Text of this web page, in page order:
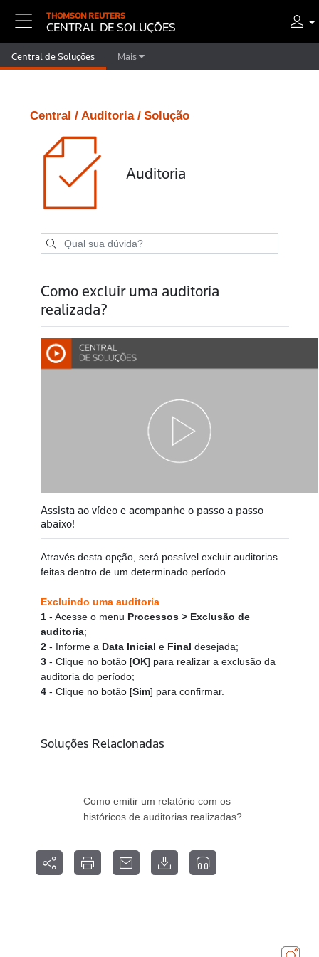
THOMSON REUTERS
CENTRAL DE SOLUÇÕES
Central de Soluções Mais
Central / Auditoria / Solução
Auditoria
Como excluir uma auditoria
realizada?
Assista ao vídeo e acompanhe o passo a passo
abaixo!
Através desta opção, será possível excluir auditorias
feitas dentro de um determinado período.
Excluindo uma auditoria
1 - Acesse o menu Processos > Exclusão de
auditoria;
2 - Informe a Data Inicial e Final desejada;
3 - Clique no botão [OK] para realizar a exclusão da
auditoria do período;
4 - Clique no botão [Sim] para confirmar.
Soluções Relacionadas
Como emitir um relatório com os
históricos de auditorias realizadas?